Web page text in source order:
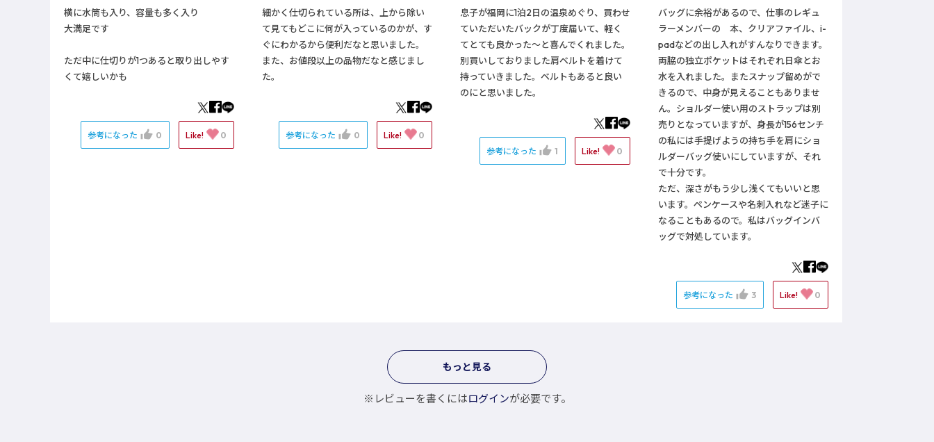
横に水筒も入り、容量も多く入り
大満足です
ただ中に仕切りが1つあると取り出しやす
くて嬉しいかも
参考になった 0 Like! 0
細かく仕切られている所は、上から除い
て見てもどこに何が入っているのかが、す
ぐにわかるから便利だなと思いました。
また、お値段以上の品物だなと感じまし
た。
参考になった 0 Like! 0
息子が福岡に1泊2日の温泉めぐり、買わせ
ていただいたバックが丁度届いて、軽く
てとても良かった～と喜んでくれました。
別買いしておりました肩ベルトを着けて
持っていきました。ベルトもあると良い
のにと思いました。
参考になった 1 Like! 0
バッグに余裕があるので、仕事のレギュ
ラーメンバーの 本、クリアファイル、i-
padなどの出し入れがすんなりできます。
両脇の独立ポケットはそれぞれ日傘とお
水を入れました。またスナップ留めがで
きるので、中身が見えることもありませ
ん。ショルダー使い用のストラップは別
売りとなっていますが、身長が156センチ
の私には手提げようの持ち手を肩にショ
ルダーバッグ使いにしていますが、それ
で十分です。
ただ、深さがもう少し浅くてもいいと思
います。ペンケースや名刺入れなど迷子に
なることもあるので。私はバッグインバ
ッグで対処しています。
参考になった 3 Like! 0
もっと見る
※レビューを書くにはログインが必要です。